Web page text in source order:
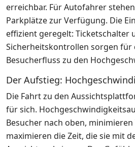
erreichbar. Für Autofahrer
Parkplätze zur Verfügung. Die
effizient geregelt: Ticketschalter
Sicherheitskontrollen sorgen für
Besucherfluss zu den
Der Aufstieg:
Die Fahrt zu den
für sich.
Besucher nach oben,
maximieren die Zeit, die sie mit